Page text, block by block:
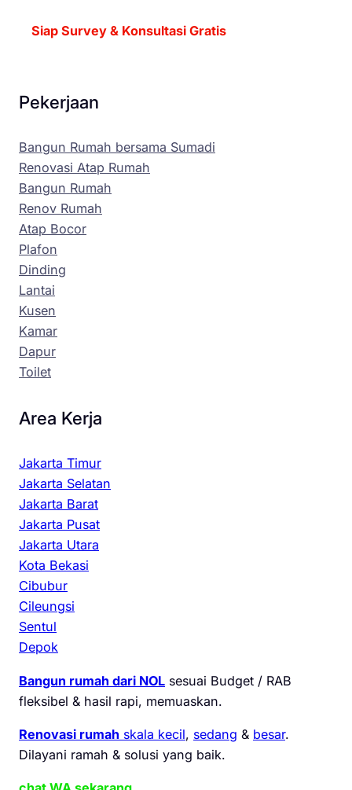
Siap Survey & Konsultasi Gratis
Pekerjaan
Bangun Rumah bersama Sumadi
Renovasi Atap Rumah
Bangun Rumah
Renov Rumah
Atap Bocor
Plafon
Dinding
Lantai
Kusen
Kamar
Dapur
Toilet
Area Kerja
Jakarta Timur
Jakarta Selatan
Jakarta Barat
Jakarta Pusat
Jakarta Utara
Kota Bekasi
Cibubur
Cileungsi
Sentul
Depok
Bangun rumah dari NOL sesuai Budget / RAB
fleksibel & hasil rapi, memuaskan.
Renovasi rumah skala kecil, sedang & besar.
Dilayani ramah & solusi yang baik.